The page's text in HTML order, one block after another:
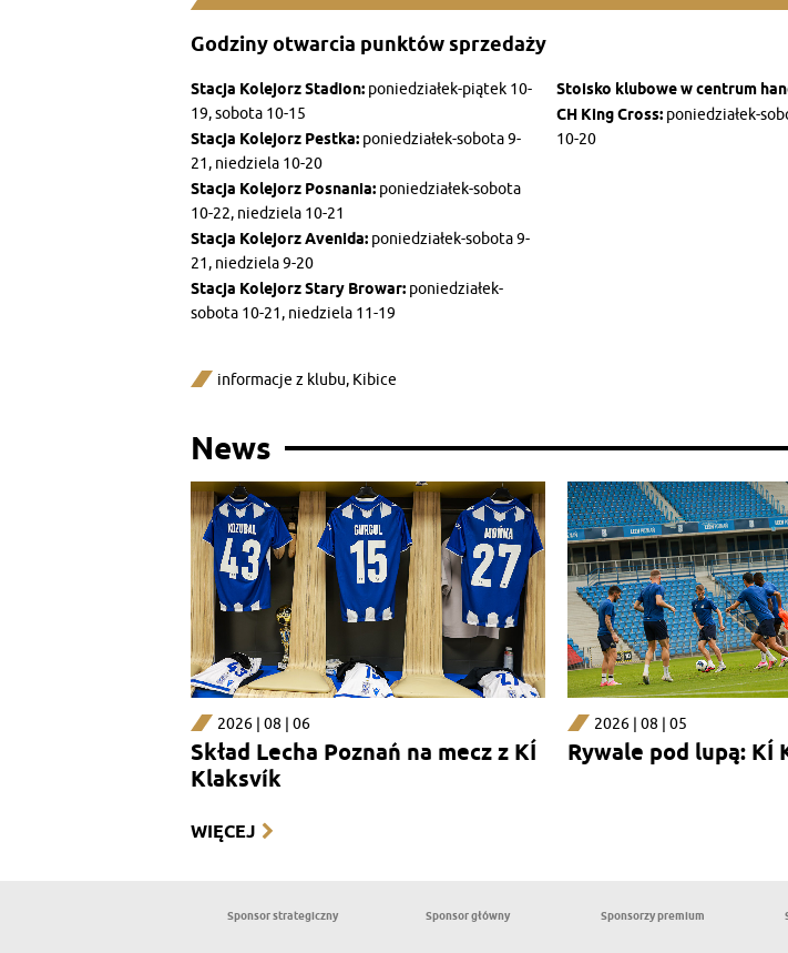
Godziny otwarcia punktów sprzedaży
Stacja Kolejorz Stadion: poniedziałek-piątek 10-
19, sobota 10-15
Stacja Kolejorz Pestka: poniedziałek-sobota 9-
21, niedziela 10-20
Stacja Kolejorz Posnania: poniedziałek-sobota
10-22, niedziela 10-21
Stacja Kolejorz Avenida: poniedziałek-sobota 9-
21, niedziela 9-20
Stacja Kolejorz Stary Browar: poniedziałek-
sobota 10-21, niedziela 11-19
Stoisko klubowe w centrum
CH King Cross: poniedziałek-
10-20
informacje z klubu, Kibice
News
2026 | 08 | 06
Skład Lecha Poznań na mecz z KÍ
Klaksvík
2026 | 08 | 05
Rywale pod lupą: KÍ
WIĘCEJ
Sponsor strategiczny Sponsor główny Sponsorzy premium